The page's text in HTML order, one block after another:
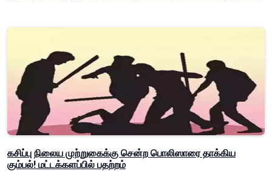
கசிப்பு நிலைய முற்றுகைக்கு சென்ற பொலிஸாரை தாக்கிய
கும்பல்! மட்டக்களப்பில் பதற்றம்